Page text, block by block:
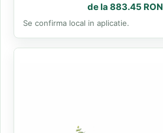
de la 883.45 RON
Se confirma local in aplicatie.